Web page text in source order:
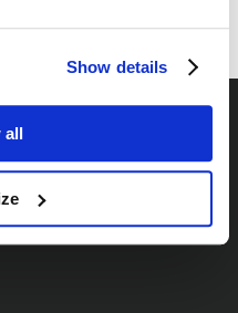
Show details
all